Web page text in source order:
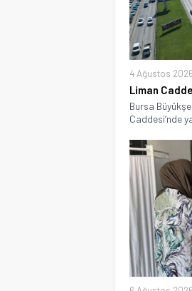
4 Ağustos
Liman
Bursa
Caddesi’nde